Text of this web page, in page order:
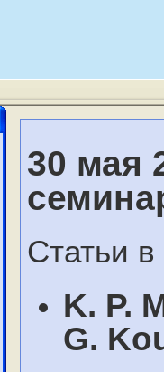
30 мая
Статьи в
K. P.
G.